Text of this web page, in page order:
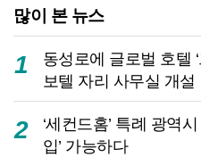
많이 본 뉴스
1
동성로에 글로벌 호텔
보텔 자리 사무실 개설
2
‘세컨드홈’ 특례 광역
입’ 가능하다